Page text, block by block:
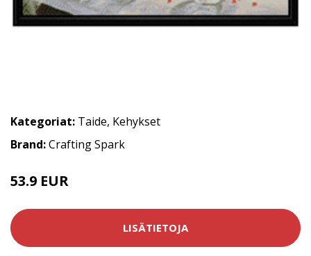
Kategoriat: Taide, Kehykset
Brand:Crafting Spark
53.9 EUR
LISÄTIETOJA